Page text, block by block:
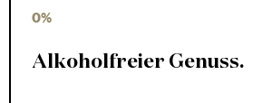
0%
Alkoholfreier Genuss.